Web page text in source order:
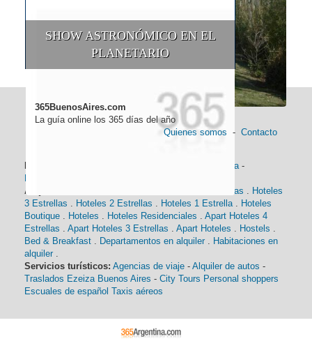
SHOW ASTRONÓMICO EN EL
PLANETARIO
365BuenosAires.com
La guía online los 365 días del año
Quienes somos - Contacto
Historia -
Alojamiento:
Hoteles 4 Estrellas
Hoteles
3 Estrellas
Hoteles 2 Estrellas Hoteles 1 Estrella
Hoteles
Boutique
Hoteles Hoteles Residenciales
Apart Hoteles 4
Estrellas
Apart Hoteles 3 Estrellas Apart Hoteles Hostels
Bed & Breakfast
Departamentos en alquiler
Habitaciones en
alquiler
Servicios turísticos: Agencias de viaje - Alquiler de autos -
Traslados Ezeiza Buenos Aires - City Tours Personal shoppers
Escuales de español Taxis aéreos